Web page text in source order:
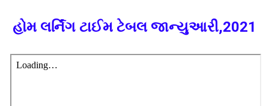
હોમ લર્નિંગ ટાઈમ ટેબલ જાન્યુઆરી,2021